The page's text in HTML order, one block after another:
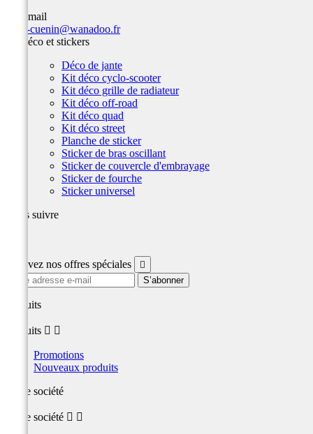
Par email
team-cuenin@wanadoo.fr
Kit déco et stickers
Déco de jante
Kit déco cyclo-scooter
Kit déco grille de radiateur
Kit déco off-road
Kit déco quad
Kit déco street
Planche de sticker
Sticker de bras oscillant
Sticker de couvercle d'embrayage
Sticker de fourche
Sticker universel
Nous suivre
Recevez nos offres spéciales 
produits
produits  
Promotions
Nouveaux produits
Notre société
Notre société  